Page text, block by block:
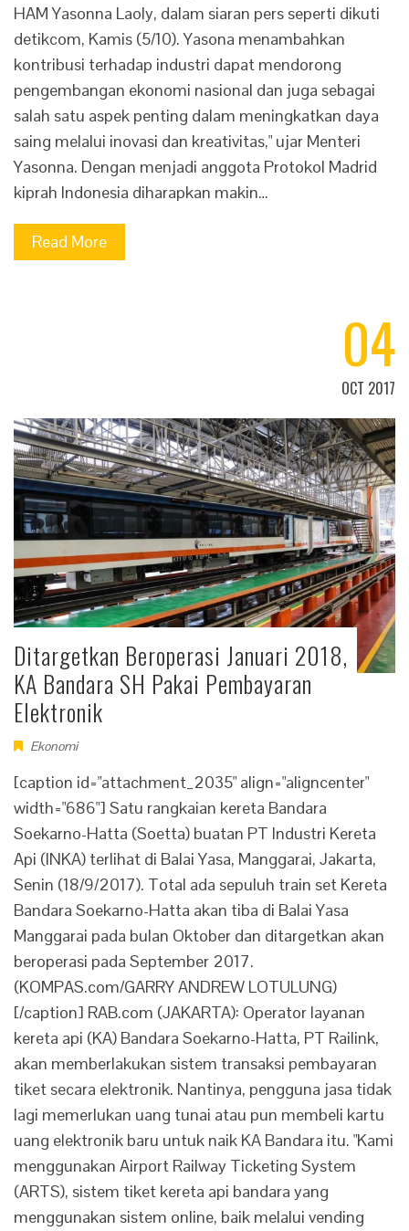
HAM Yasonna Laoly, dalam siaran pers seperti dikuti
detikcom, Kamis (5/10). Yasona menambahkan
kontribusi terhadap industri dapat mendorong
pengembangan ekonomi nasional dan juga sebagai
salah satu aspek penting dalam meningkatkan daya
saing melalui inovasi dan kreativitas," ujar Menteri
Yasonna. Dengan menjadi anggota Protokol Madrid
kiprah Indonesia diharapkan makin…
Read More
04
OCT 2017
Ditargetkan Beroperasi Januari 2018,
KA Bandara SH Pakai Pembayaran
Elektronik
Ekonomi
[caption id="attachment_2035" align="aligncenter"
width="686"] Satu rangkaian kereta Bandara
Soekarno-Hatta (Soetta) buatan PT Industri Kereta
Api (INKA) terlihat di Balai Yasa, Manggarai, Jakarta,
Senin (18/9/2017). Total ada sepuluh train set Kereta
Bandara Soekarno-Hatta akan tiba di Balai Yasa
Manggarai pada bulan Oktober dan ditargetkan akan
beroperasi pada September 2017.
(KOMPAS.com/GARRY ANDREW LOTULUNG)
[/caption] RAB.com (JAKARTA): Operator layanan
kereta api (KA) Bandara Soekarno-Hatta, PT Railink,
akan memberlakukan sistem transaksi pembayaran
tiket secara elektronik. Nantinya, pengguna jasa tidak
lagi memerlukan uang tunai atau pun membeli kartu
uang elektronik baru untuk naik KA Bandara itu. "Kami
menggunakan Airport Railway Ticketing System
(ARTS), sistem tiket kereta api bandara yang
menggunakan sistem online, baik melalui vending